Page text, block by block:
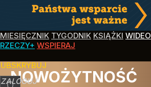
MIESIĘCZNIK TYGODNIK KSIĄŻKI WIDEO
RZECZY+ WSPIERAJ
ZALOGUJ
NOWOŻYTNOŚĆ